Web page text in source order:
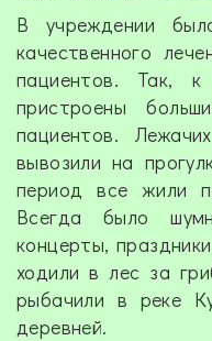
В учреждении
качественного
пациентов. Так,
пристроены
пациентов.
вывозили на
период все жили
Всегда было
концерты,
ходили в лес за
рыбачили в реке
деревней.